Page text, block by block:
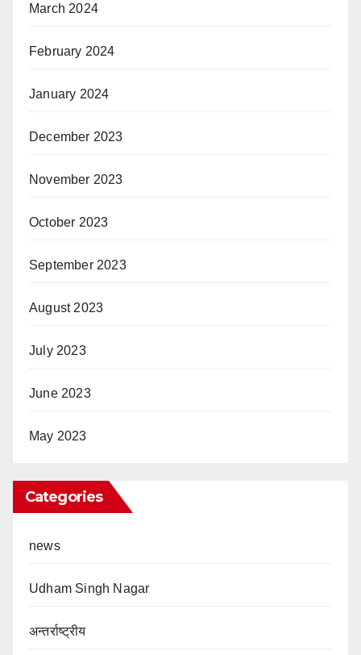
March 2024
February 2024
January 2024
December 2023
November 2023
October 2023
September 2023
August 2023
July 2023
June 2023
May 2023
Categories
news
Udham Singh Nagar
अन्तर्राष्ट्रीय